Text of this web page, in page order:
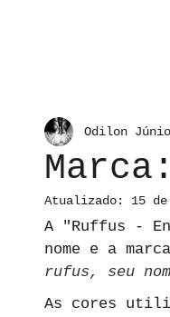
Odilon
Atualizado: 15
A "Ruffus -
nome e a
rufus, seu
As cores